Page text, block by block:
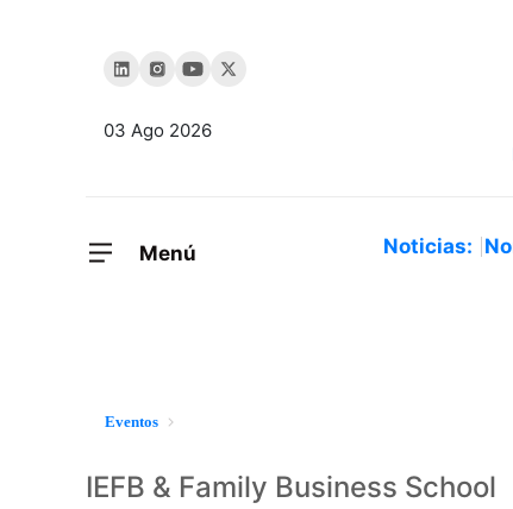
03 Ago 2026
Menú Noticias:
Eventos
IEFB & Family Business School